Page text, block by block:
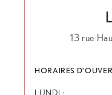
13 rue
HORAIRES
LUNDI :